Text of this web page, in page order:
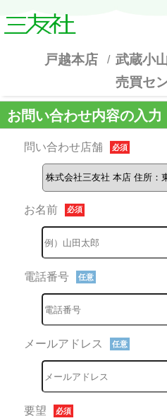
戸越本店 武蔵小
売買セ
お問い合わせ内容の入力
問い合わせ店舗 必須
お名前 必須
電話番号 任意
メールアドレス 任意
要望 必須